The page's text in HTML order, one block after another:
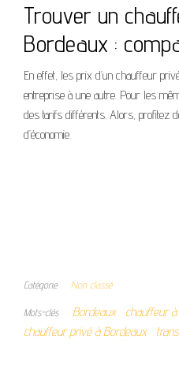
Trouver un
Bordeaux :
En effet, les prix d’un chauffeur
entreprise à une autre. Pour les
des tarifs différents. Alors, profitez
d’économie.
Catégorie Non classé
Mots-clés Bordeaux chauffeur
chauffeur privé à Bordeaux